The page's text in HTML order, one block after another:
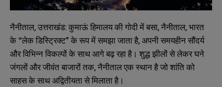
नैनीताल, उत्तराखंड: कुमाऊं हिमालय की गोदी में बसा, नैनीताल, भारत
के “लेक डिस्ट्रिक्ट” के रूप में समझा जाता है, अपनी समयहीन सौंदर्य
और विभिन्न विकल्पों के साथ आगे बढ़ रहा है। शुद्ध झीलों से लेकर घने
जंगलों और जीवंत बाजारों तक, नैनीताल एक स्थान है जो शांति को
साहस के साथ अद्वितीयता से मिलाता है।